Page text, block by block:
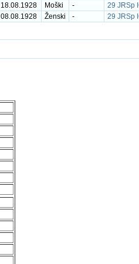
18.08.1928 Moški -
29 JRSp
08.08.1928 Ženski - 29 JRSp